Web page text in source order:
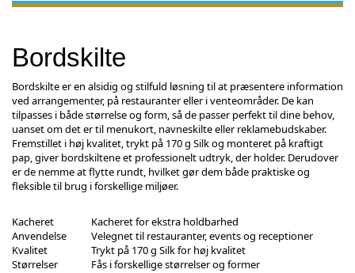
Bordskilte
Bordskilte er en alsidig og stilfuld løsning til at præsentere information
ved arrangementer, på restauranter eller i venteområder. De kan
tilpasses i både størrelse og form, så de passer perfekt til dine behov,
uanset om det er til menukort, navneskilte eller reklamebudskaber.
Fremstillet i høj kvalitet, trykt på 170 g Silk og monteret på kraftigt
pap, giver bordskiltene et professionelt udtryk, der holder. Derudover
er de nemme at flytte rundt, hvilket gør dem både praktiske og
fleksible til brug i forskellige miljøer.
Kacheret
Kacheret for ekstra holdbarhed
Anvendelse
Velegnet til restauranter, events og receptioner
Kvalitet
Trykt på 170 g Silk for høj kvalitet
Størrelser
Fås i forskellige størrelser og former